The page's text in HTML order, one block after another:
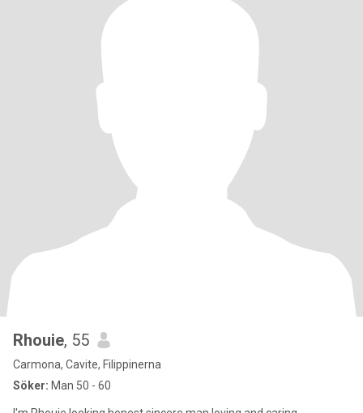
Rhouie, 55
Carmona, Cavite, Filippinerna
Söker: Man 50 - 60